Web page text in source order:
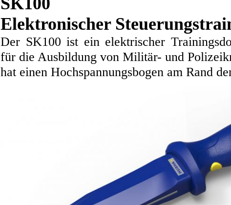
Elektronischer
Der SK100 ist ein elektrischer
für die Ausbildung von Militär- und
hat einen Hochspannungsbogen am Rand